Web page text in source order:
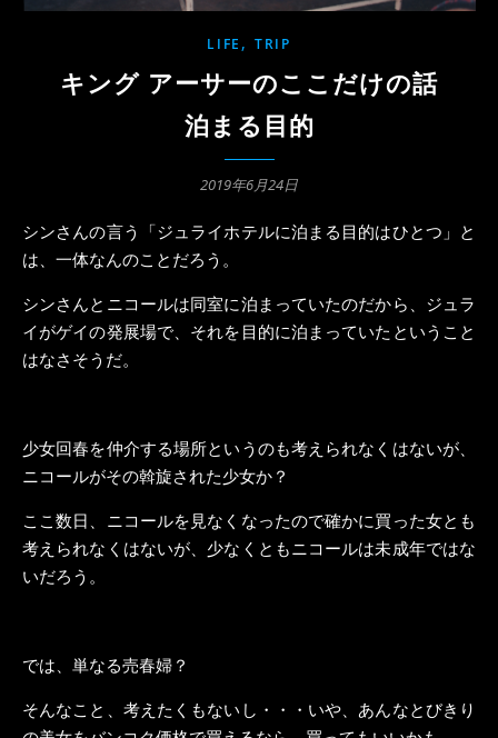
LIFE , TRIP
キング アーサーのここだけの話
泊まる目的
2019年6月24日
シンさんの言う「ジュライホテルに泊まる目的はひとつ」と
は、一体なんのことだろう。
シンさんとニコールは同室に泊まっていたのだから、ジュラ
イがゲイの発展場で、それを目的に泊まっていたということ
はなさそうだ。
少女回春を仲介する場所というのも考えられなくはないが、
ニコールがその斡旋された少女か？
ここ数日、ニコールを見なくなったので確かに買った女とも
考えられなくはないが、少なくともニコールは未成年ではな
いだろう。
では、単なる売春婦？
そんなこと、考えたくもないし・・・いや、あんなとびきり